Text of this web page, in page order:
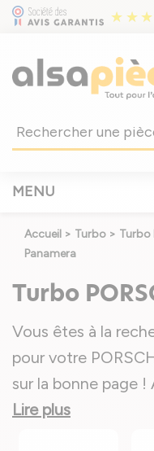
MENU
Accueil > Turbo > Turbo
Panamera
Turbo
Vous êtes à la
pour votre
sur la bonne page !
Lire plus